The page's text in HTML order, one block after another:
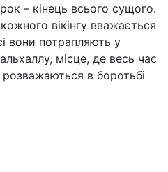
– кінець всього сущого.
вікінгу вважається
вони потрапляють у
місце, де весь час
в боротьбі